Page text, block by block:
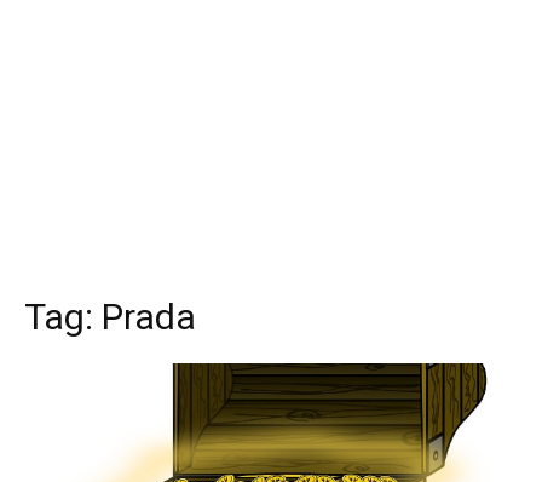
Tag: Prada